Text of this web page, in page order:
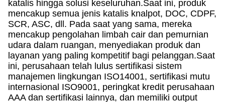
katalis hingga solusi keseluruhan.Saat ini, produk
mencakup semua jenis katalis knalpot, DOC, CDPF,
SCR, ASC, dll. Pada saat yang sama, mereka
mencakup pengolahan limbah cair dan pemurnian
udara dalam ruangan, menyediakan produk dan
layanan yang paling kompetitif bagi pelanggan.Saat
ini, perusahaan telah lulus sertifikasi sistem
manajemen lingkungan ISO14001, sertifikasi mutu
internasional ISO9001, peringkat kredit perusahaan
AAA dan sertifikasi lainnya, dan memiliki output